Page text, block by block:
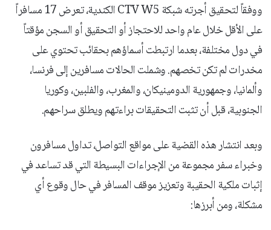
ووفقاً لتحقيق أجرته شبكة CTV W5 الكندية، تعرض 17 مسافراً
على الأقل خلال عام واحد للاحتجاز أو التحقيق أو السجن مؤقتاً
في دول مختلفة، بعدما ارتبطت أسماؤهم بحقائب تحتوي على
مخدرات لم تكن تخصهم. وشملت الحالات مسافرين إلى فرنسا،
وألمانيا، وجمهورية الدومينيكان، والمغرب، والفلبين، وكوريا
الجنوبية، قبل أن تثبت التحقيقات براءتهم ويطلق سراحهم.
وبعد انتشار هذه القضية على مواقع التواصل، تداول مسافرون
وخبراء سفر مجموعة من الإجراءات البسيطة التي قد تساعد في
إثبات ملكية الحقيبة وتعزيز موقف المسافر في حال وقوع أي
مشكلة، ومن أبرزها: